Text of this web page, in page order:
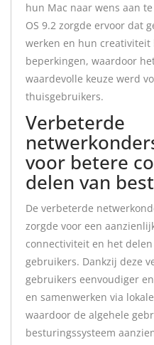
hun Mac naar wens aan
OS 9.2 zorgde ervoor dat
werken en hun
beperkingen, waardoor
waardevolle keuze werd
thuisgebruikers.
Verbeterde
voor betere
delen van
De verbeterde
zorgde voor een
connectiviteit en het
gebruikers. Dankzij deze
gebruikers eenvoudiger
en samenwerken via
waardoor de algehele
besturingssysteem